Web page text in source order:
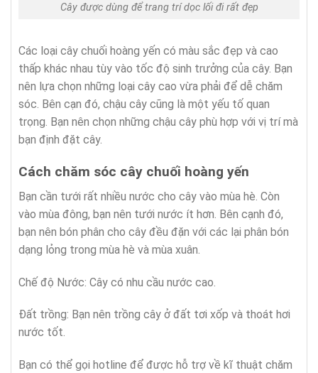
Cây được dùng để trang trí dọc lối đi rất đẹp
Các loại cây chuối hoàng yến có màu sắc đẹp và cao
thấp khác nhau tùy vào tốc độ sinh trưởng của cây. Bạn
nên lựa chọn những loại cây cao vừa phải để dễ chăm
sóc. Bên cạn đó, chậu cây cũng là một yếu tố quan
trọng. Bạn nên chọn những chậu cây phù hợp với vị trí mà
bạn định đặt cây.
Cách chăm sóc cây chuối hoàng yến
Bạn cần tưới rất nhiều nước cho cây vào mùa hè. Còn
vào mùa đông, bạn nên tưới nước ít hơn. Bên cạnh đó,
bạn nên bón phân cho cây đều đặn với các lại phân bón
dạng lỏng trong mùa hè và mùa xuân.
Chế độ Nước: Cây có nhu cầu nước cao.
Đất trồng: Bạn nên trồng cây ở đất tơi xốp và thoát hơi
nước tốt.
Bạn có thể gọi hotline để được hỗ trợ về kĩ thuật chăm